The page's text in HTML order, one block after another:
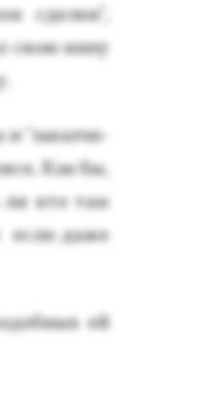
сдел­ки",
свою ви­ну
"за­каз­чи­
Как бы,
кто там
ес­ли да­же
ей